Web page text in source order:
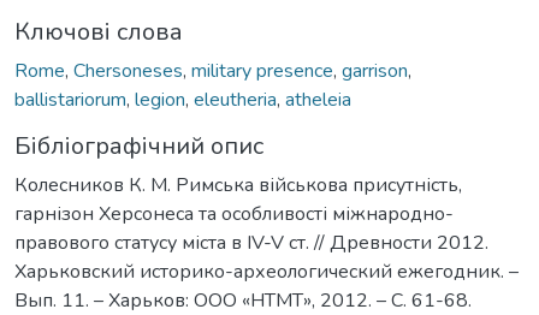
Ключові слова
Rome, Chersoneses, military presence, garrison,
ballistariorum, legion, eleutheria, atheleia
Бібліографічний опис
Колесников К. М. Римська військова присутність,
гарнізон Херсонеса та особливості міжнародно-
правового статусу міста в IV-V ст. // Древности 2012.
Харьковский историко-археологический ежегодник. –
Вып. 11. – Харьков: ООО «НТМТ», 2012. – C. 61-68.